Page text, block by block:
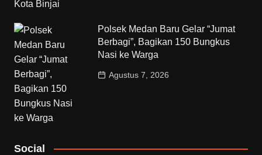
Polsek Medan Baru Gelar “Jumat
Berbagi”, Bagikan 150 Bungkus
Nasi ke Warga
Agustus 7, 2026
Social